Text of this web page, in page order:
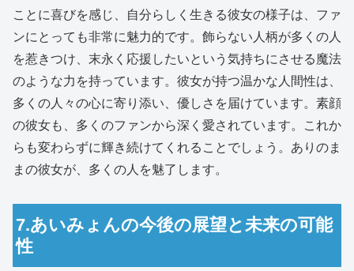
ことに喜びを感じ、自分らしく生きる彼女の様子は、ファ
ンにとっても非常に魅力的です。飾らない人柄が多くの人
を惹きつけ、末永く応援したいという気持ちにさせる魔法
のような力を持っています。彼女が持つ温かな人間性は、
多くの人々の心に寄り添い、優しさを届けています。素顔
の彼女も、多くのファンから深く愛されています。これか
らも変わらずに輝き続けてくれることでしょう。ありのま
まの彼女が、多くの人を魅了します。
7.あいみょんの今後の展望と未来の可能
性